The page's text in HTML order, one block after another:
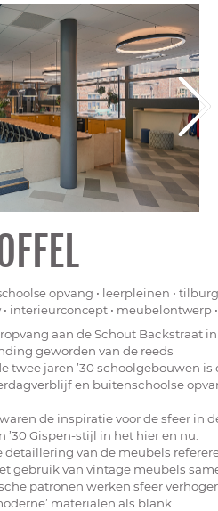
opvang • leerpleinen • tilburg
• interieurconcept • meubelontwerp •
aan de Schout Backstraat in
geworden van de reeds
twee jaren ’30 schoolgebouwen is
en buitenschoolse
de inspiratie voor de sfeer in
Gispen-stijl in het hier en nu.
detaillering van de meubels
gebruik van vintage meubels
patronen werken sfeer
materialen als blank